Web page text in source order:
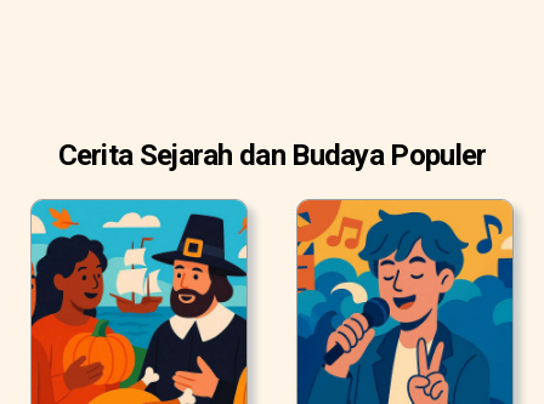
Cerita Sejarah dan Budaya Populer